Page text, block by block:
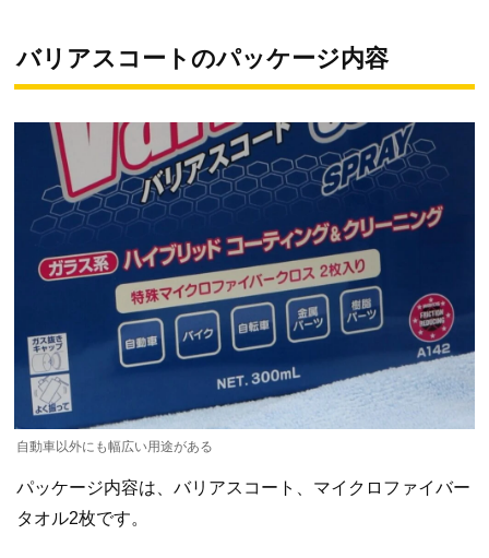
バリアスコートのパッケージ内容
自動車以外にも幅広い用途がある
パッケージ内容は、バリアスコート、マイクロファイバー
タオル2枚です。